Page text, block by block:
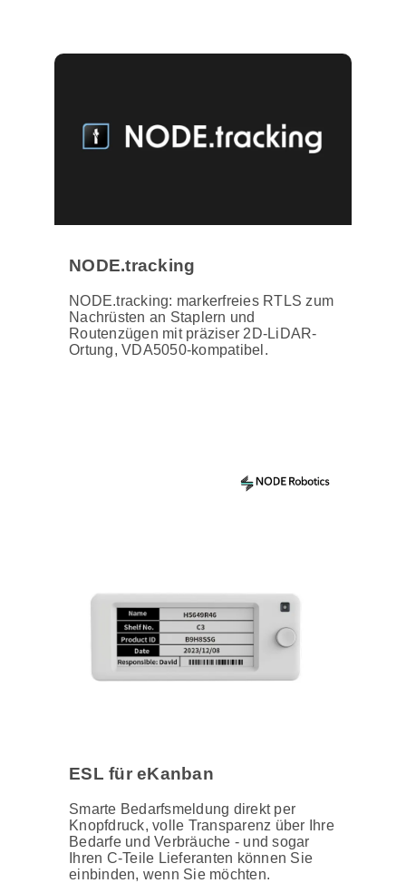
NODE.tracking
NODE.tracking: markerfreies RTLS zum
Nachrüsten an Staplern und
Routenzügen mit präziser 2D-LiDAR-
Ortung, VDA5050-kompatibel.
ESL für eKanban
Smarte Bedarfsmeldung direkt per
Knopfdruck, volle Transparenz über Ihre
Bedarfe und Verbräuche - und sogar
Ihren C-Teile Lieferanten können Sie
einbinden, wenn Sie möchten.